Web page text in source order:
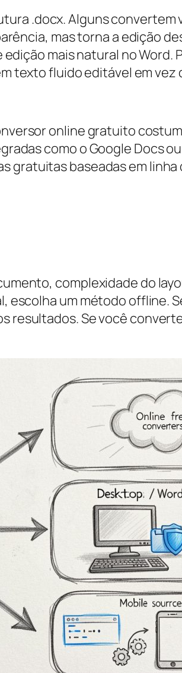
.docx. Alguns
mas torna a edição
mais natural no
texto fluido editável em vez
online gratuito
como o Google Docs
baseadas em linha
complexidade do
um método offline.
resultados. Se você